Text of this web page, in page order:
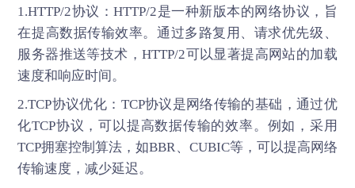
1.HTTP/2协议：HTTP/2是一种新版本的网络协议，旨
在提高数据传输效率。通过多路复用、请求优先级、
服务器推送等技术，HTTP/2可以显著提高网站的加载
速度和响应时间。
2.TCP协议优化：TCP协议是网络传输的基础，通过优
化TCP协议，可以提高数据传输的效率。例如，采用
TCP拥塞控制算法，如BBR、CUBIC等，可以提高网络
传输速度，减少延迟。